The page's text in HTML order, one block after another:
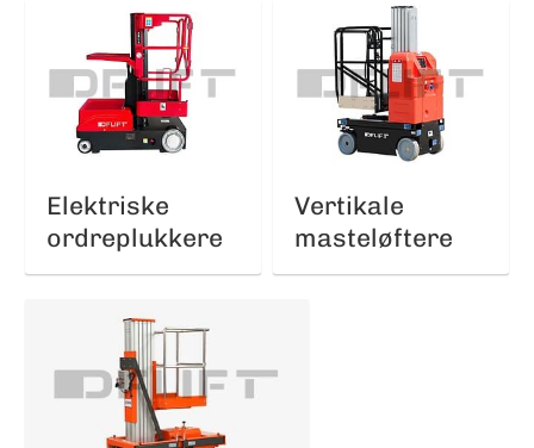
Elektriske
ordreplukkere
Vertikale
masteløftere